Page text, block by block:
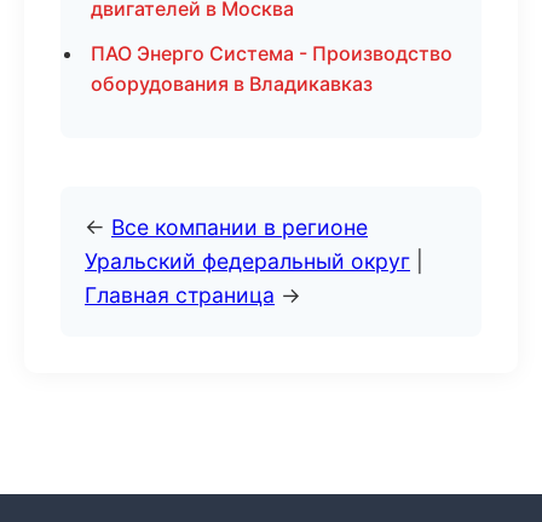
двигателей в Москва
ПАО Энерго Система - Производство
оборудования в Владикавказ
← Все компании в регионе
Уральский федеральный округ
Главная страница →